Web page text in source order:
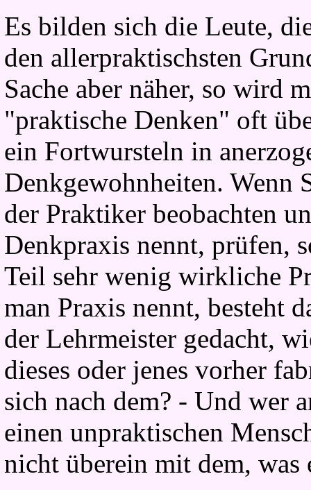
Es bilden sich die Leute,
den allerpraktischsten
Sache aber näher, so wird
"praktische Denken" oft
ein Fortwursteln in
Denkgewohnheiten. Wenn
der Praktiker beobachten
Denkpraxis nennt, prüfen,
Teil sehr wenig wirkliche
man Praxis nennt, besteht
der Lehrmeister gedacht,
dieses oder jenes vorher
sich nach dem? - Und wer
einen unpraktischen
nicht überein mit dem, was